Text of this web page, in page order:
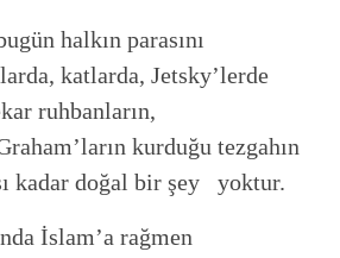
halkın parasını
katlarda, Jetsky’lerde
ruhbanların,
kurduğu tezgahın
kadar doğal bir şey yoktur.
İslam’a rağmen